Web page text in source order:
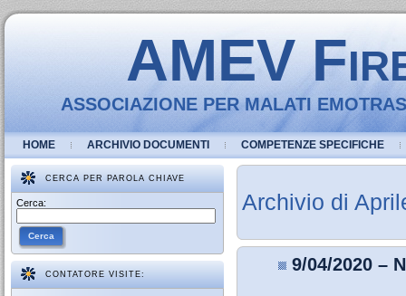
AMEV
ASSOCIAZIONE PER MALATI
HOME ARCHIVIO DOCUMENTI COMPETENZE SPECIFICHE
CERCA PER PAROLA CHIAVE
Cerca:
Cerca
CONTATORE VISITE:
Archivio di
9/04/2020 –